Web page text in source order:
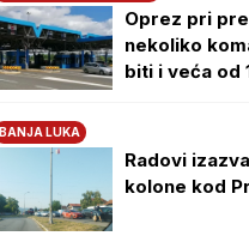
Oprez pri
nekoliko
biti i veća od
BANJA LUKA
Radovi
kolone kod